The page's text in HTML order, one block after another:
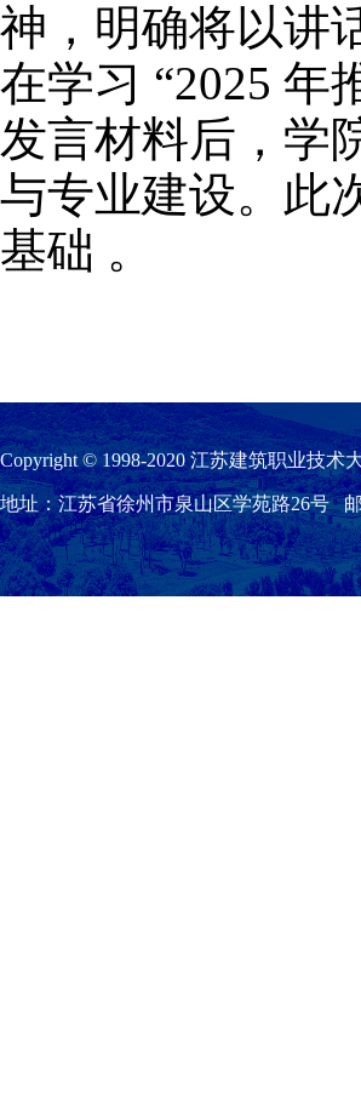
神，明确将以讲
在学习 “2025 年
发言材料后，学
与专业建设。此
基础 。
Copyright © 1998-2020 江苏建筑职业技
地址：江苏省徐州市泉山区学苑路26号